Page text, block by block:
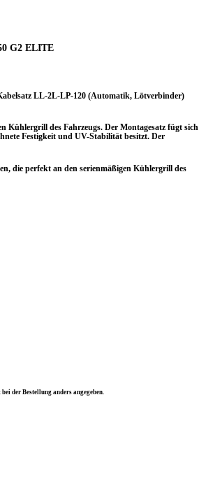
G2 ELITE
LL-2L-LP-120 (Automatik, Lötverbinder)
Kühlergrill des Fahrzeugs. Der Montagesatz fügt sich
Festigkeit und UV-Stabilität besitzt. Der
die perfekt an den serienmäßigen Kühlergrill des
der Bestellung anders angegeben.